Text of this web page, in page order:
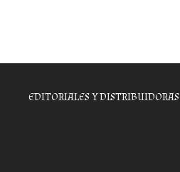
EDITORIALES Y DISTRIBUIDORAS